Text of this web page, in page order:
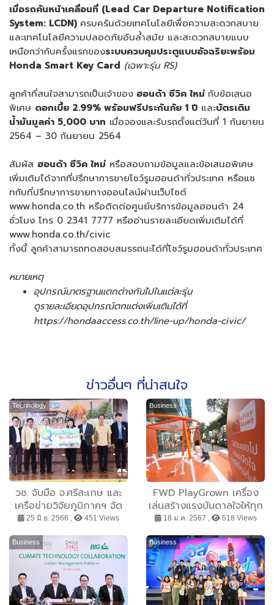
เมื่อรถคันหน้าเคลื่อนที่ (Lead Car Departure Notification
System: LCDN) ครบครันด้วยเทคโนโลยีเพื่อความสะดวกสบาย
และเทคโนโลยีความปลอดภัยอันล้ำสมัย และสะดวกสบายแบบ
เหนือกว่ากับครั้งแรกของระบบควบคุมประตูแบบอัจฉริยะพร้อม
Honda Smart Key Card (เฉพาะรุ่น RS)
ลูกค้าที่สนใจสามารถเป็นเจ้าของ ฮอนด้า ซีวิค ใหม่ กับข้อเสนอ
พิเศษ ดอกเบี้ย 2.99% พร้อมฟรีประกันภัย 1 ปี และบัตรเติม
น้ำมันมูลค่า 5,000 บาท เมื่อจองและรับรถตั้งแต่วันที่ 1 กันยายน
2564 – 30 กันยายน 2564
สัมผัส ฮอนด้า ซีวิค ใหม่ หรือสอบถามข้อมูลและข้อเสนอพิเศษ
เพิ่มเติมได้จากที่ปรึกษาการขายโชว์รูมฮอนด้าทั่วประเทศ หรือแช
ทกับที่ปรึกษาการขายทางออนไลน์ผ่านเว็บไซต์
www.honda.co.th หรือติดต่อศูนย์บริการข้อมูลฮอนด้า 24
ชั่วโมง โทร 0 2341 7777 หรืออ่านรายละเอียดเพิ่มเติมได้ที่
www.honda.co.th/civic
ทั้งนี้ ลูกค้าสามารถทดสอบสมรรถนะได้ที่โชว์รูมฮอนด้าทั่วประเทศ
หมายเหตุ
อุปกรณ์มาตรฐานแตกต่างกันไปในแต่ละรุ่น
ดูรายละเอียดอุปกรณ์ตกแต่งเพิ่มเติมได้ที่
https://hondaaccess.co.th/line-up/honda-civic/
ข่าวอื่นๆ ที่น่าสนใจ
Technology
วช. จับมือ จ.ศรีสะเกษ และ
เครือข่ายวิจัยภูมิภาคฯ จัด
ตั้งศูนย์วิจัยชุมชน “ทุเรียน
ทุเรียนภูเขาไฟด้วยวิจัยและ
นวัตกรรม
25 มิ.ย. 2566 , 451 Views
Business
FWD PlayGrown เครื่อง
เล่นสร้างแรงบันดาลใจให้ทุก
คน “ใช้ชีวิตเหมือนที่เคยคิด
กับแบรนด์แคมเปญแรกจาก
FWD ประกันชีวิต
18 ม.ค. 2567 , 518 Views
Business Business